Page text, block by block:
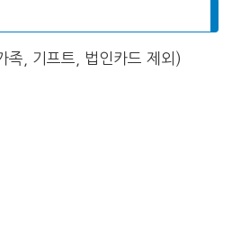
족, 기프트, 법인카드 제외)